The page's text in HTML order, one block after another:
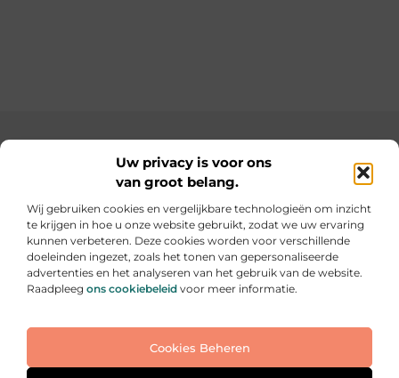
Uw privacy is voor ons
van groot belang.
Wij gebruiken cookies en vergelijkbare technologieën om inzicht
te krijgen in hoe u onze website gebruikt, zodat we uw ervaring
kunnen verbeteren. Deze cookies worden voor verschillende
doeleinden ingezet, zoals het tonen van gepersonaliseerde
advertenties en het analyseren van het gebruik van de website.
Raadpleeg ons cookiebeleid voor meer informatie.
Cookies Beheren
Elke dag iets nieuws op informe-toit.be
Praktische tips, slimme ideeën en boeiende verhalen
voor jouw dagelijks leven.